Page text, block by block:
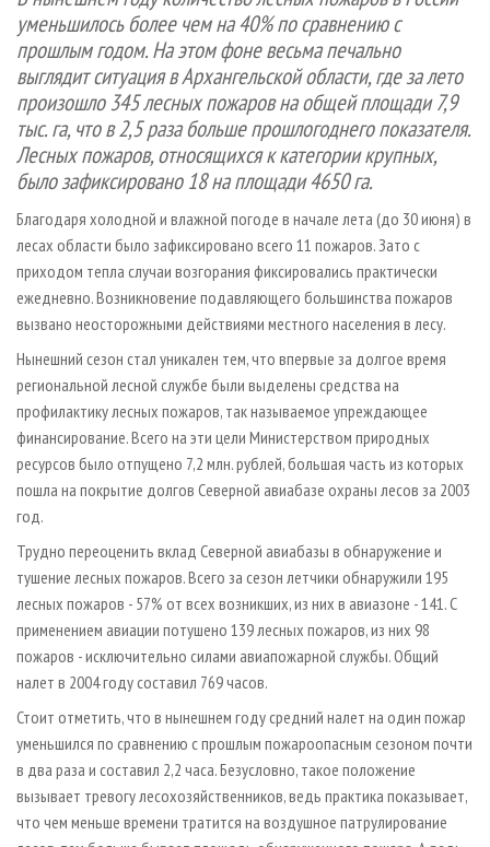
СУШКА ДРЕВЕСИНЫ
ПРОИЗВОДСТВО ДРЕВЕСНЫХ ПЛИТ
ДЕРЕВЯННОЕ ДОМОСТРОЕНИЕ
ПРОИЗВОДСТВО МЕБЕЛИ
БИОЭНЕРГЕТИКА
ЦБП
ИНСТРУМЕНТ И МАТЕРИАЛЫ
ПЕРСОНЫ
МОБИЛЬНЫЕ ВЫСТАВКИ
ОФИЦИАЛЬНЫЕ ДЕЛЕГАЦИИ
ПРИОРИТЕТНЫЕ ИНВЕСТПРОЕКТЫ
RUSSIAN FORESTRY REVIEW
ГАЗЕТА ЛЕСПРОМФОРУМ
БИБЛИОТЕКА СПЕЦИАЛИСТА
КОНТАКТЫ
РЕКЛАМА
РЕКЛАМА НА САЙТЕ
уменьшилось более чем на 40% по сравнению с
прошлым годом. На этом фоне весьма печально
выглядит ситуация в Архангельской области, где за лето
произошло 345 лесных пожаров на общей площади 7,9
тыс. га, что в 2,5 раза больше прошлогоднего показателя.
Лесных пожаров, относящихся к категории крупных,
было зафиксировано 18 на площади 4650 га.
Благодаря холодной и влажной погоде в начале лета (до 30 июня) в
лесах области было зафиксировано всего 11 пожаров. Зато с
приходом тепла случаи возгорания фиксировались практически
ежедневно. Возникновение подавляющего большинства пожаров
вызвано неосторожными действиями местного населения в лесу.
Нынешний сезон стал уникален тем, что впервые за долгое время
региональной лесной службе были выделены средства на
профилактику лесных пожаров, так называемое упреждающее
финансирование. Всего на эти цели Министерством природных
ресурсов было отпущено 7,2 млн. рублей, большая часть из которых
пошла на покрытие долгов Северной авиабазе охраны лесов за 2003
год.
Трудно переоценить вклад Северной авиабазы в обнаружение и
тушение лесных пожаров. Всего за сезон летчики обнаружили 195
лесных пожаров - 57% от всех возникших, из них в авиазоне - 141. С
применением авиации потушено 139 лесных пожаров, из них 98
пожаров - исключительно силами авиапожарной службы. Общий
налет в 2004 году составил 769 часов.
Стоит отметить, что в нынешнем году средний налет на один пожар
уменьшился по сравнению с прошлым пожароопасным сезоном почти
в два раза и составил 2,2 часа. Безусловно, такое положение
вызывает тревогу лесохозяйственников, ведь практика показывает,
что чем меньше времени тратится на воздушное патрулирование